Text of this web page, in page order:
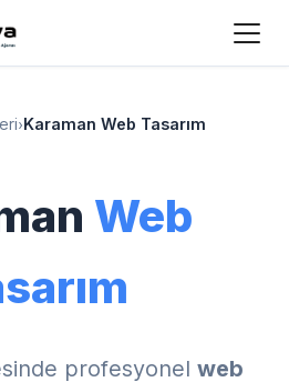
›Karaman Web Tasarım
Web
profesyonel web